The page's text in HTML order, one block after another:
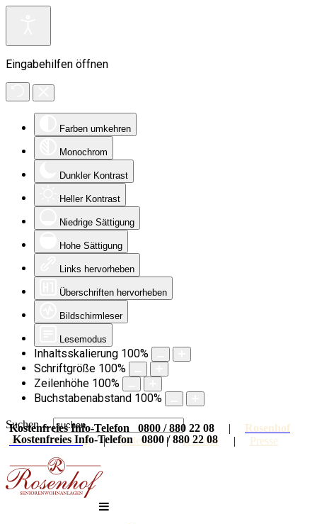
Eingabehilfen öffnen
Farben umkehren
Monochrom
Dunkler Kontrast
Heller Kontrast
Niedrige Sättigung
Hohe Sättigung
Links hervorheben
Überschriften hervorheben
Bildschirmleser
Lesemodus
Inhaltsskalierung 100%
Schriftgröße 100%
Zeilenhöhe 100%
Buchstabenabstand 100%
Suchen ...
Kostenfreies Info-Telefon 0800 / 880 22 08 | Rosenhof
auf Facebook
|Galerie|Karriere | Presse
Kostenfreies Info-Telefon 0800 / 880 22 08